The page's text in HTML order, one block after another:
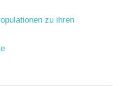
zu ihren